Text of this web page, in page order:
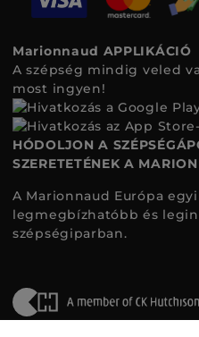
Marionnaud APPLIKÁCIÓ
A szépség mindig veled
most ingyen!
HÓDOLJON A
SZERETETÉNEK A
A Marionnaud Európa
legmegbízhatóbb és
szépségiparban.